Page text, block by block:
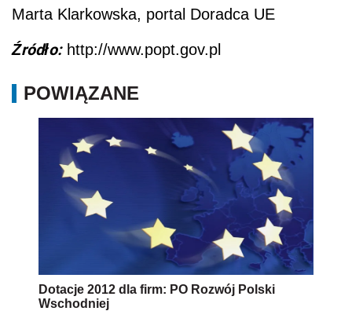
Marta Klarkowska, portal Doradca UE
Źródło:http://www.popt.gov.pl
POWIĄZANE
Dotacje 2012 dla firm: PO Rozwój Polski
Wschodniej